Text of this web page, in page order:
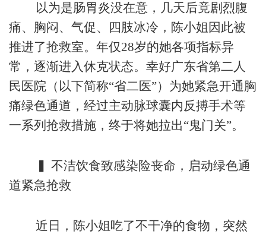
以为是肠胃炎没在意，几天后竟剧烈腹
痛、胸闷、气促、四肢冰冷，陈小姐因此被
推进了抢救室。年仅28岁的她各项指标异
常，逐渐进入休克状态。幸好广东省第二人
民医院（以下简称“省二医”）为她紧急开通胸
痛绿色通道，经过主动脉球囊内反搏手术等
一系列抢救措施，终于将她拉出“鬼门关”。
▍ 不洁饮食致感染险丧命，启动绿色通
道紧急抢救
近日，陈小姐吃了不干净的食物，突然